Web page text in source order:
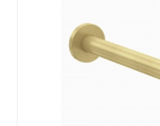
Voedselrestenvermalers